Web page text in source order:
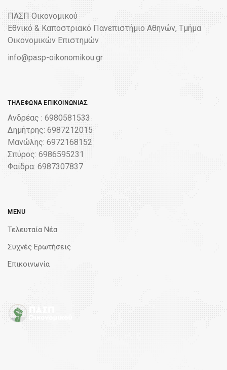
ΠΑΣΠ Οικονομικού
Εθνικό & Καποστριακό Πανεπιστήμιο Αθηνών, Τμήμα
Οικονομικών Επιστημών
info@pasp-oikonomikou.gr
ΤΗΛΈΦΩΝΑ ΕΠΙΚΟΙΝΩΝΊΑΣ
Ανδρέας : 6980581533
Δημήτρης: 6987212015
Μανώλης: 6972168152
Σπύρος: 6986595231
Φαίδρα: 6987307837
MENU
Τελευταία Νέα
Συχνές Ερωτήσεις
Επικοινωνία